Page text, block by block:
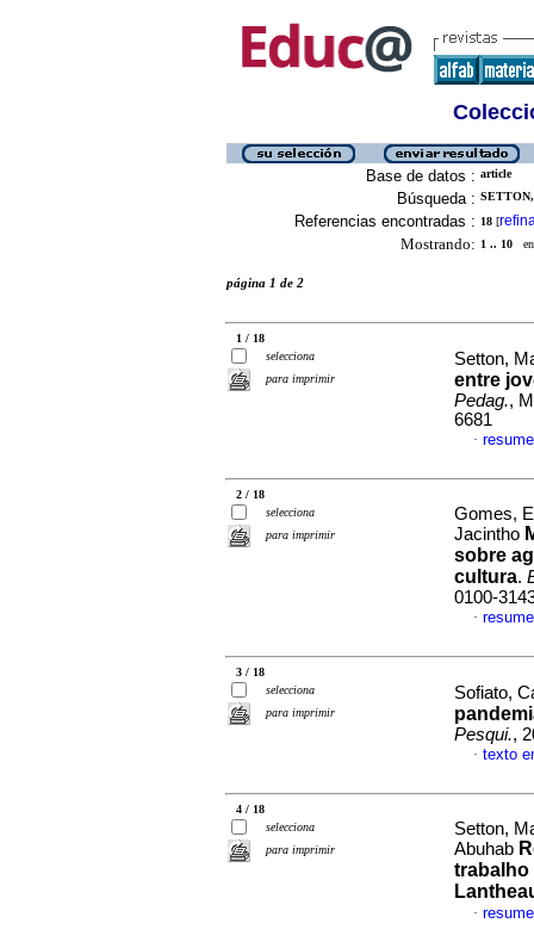
Base de datos : article
Búsqueda :
Referencias encontradas : 18 [
Mostrando: 1 .. 10 en
página 1 de 2
1 / 18
selecciona
para imprimir
Setton,
entre
Pedag.,
6681
·
2 / 18
selecciona
para imprimir
Gomes,
Jacintho
sobre
cultura.
0100-
·
3 / 18
selecciona
para imprimir
Sofiato,
Pesqui.,
· texto
4 / 18
selecciona
para imprimir
Setton,
Abuhab
trabalho
·